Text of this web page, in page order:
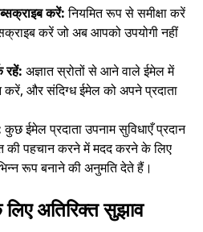
इंतज़ार कर रहे हैं...
ताज़ा करें
करें:नियमित रूप से समीक्षा करें
करें जो अब आपको उपयोगी नहीं
रहें: अज्ञात स्रोतों से आने वाले ईमेल में
और संदिग्ध ईमेल को अपने प्रदाता
कुछ ईमेल प्रदाता उपनाम सुविधाएँ प्रदान
पहचान करने में मदद करने के लिए
रूप बनाने की अनुमति देते हैं।
अतिरिक्त सुझाव